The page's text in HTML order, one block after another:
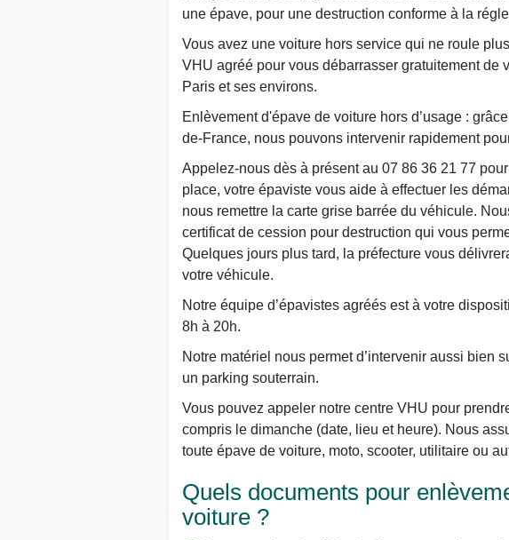
une épave, pour une destruction conforme à la
Vous avez une voiture hors service qui ne roule
VHU agréé pour vous débarrasser gratuitement de
Paris et ses environs.
Enlèvement d'épave de voiture hors d’usage :
de-France, nous pouvons intervenir rapidement
Appelez-nous dès à présent au 07 86 36 21 77
place, votre épaviste vous aide à effectuer les
nous remettre la carte grise barrée du véhicule.
certificat de cession pour destruction qui vous
Quelques jours plus tard, la préfecture vous
votre véhicule.
Notre équipe d’épavistes agréés est à votre
8h à 20h.
Notre matériel nous permet d’intervenir aussi bien
un parking souterrain.
Vous pouvez appeler notre centre VHU pour
compris le dimanche (date, lieu et heure). Nous
toute épave de voiture, moto, scooter, utilitaire ou
Quels documents pour
voiture ?